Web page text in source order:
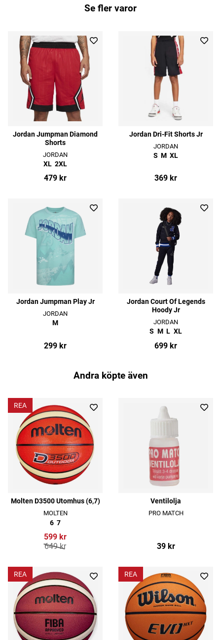
Se fler varor
Jordan Jumpman Diamond
Shorts
JORDAN
XL 2XL
479 kr
Jordan Dri-Fit Shorts Jr
JORDAN
S M XL
369 kr
Jordan Jumpman Play Jr
JORDAN
M
299 kr
Jordan Court Of Legends
Hoody Jr
JORDAN
S M L XL
699 kr
Andra köpte även
REA
Molten D3500 Utomhus (6,7)
MOLTEN
6 7
599 kr
649 kr
Ventilolja
PRO MATCH
39 kr
REA REA